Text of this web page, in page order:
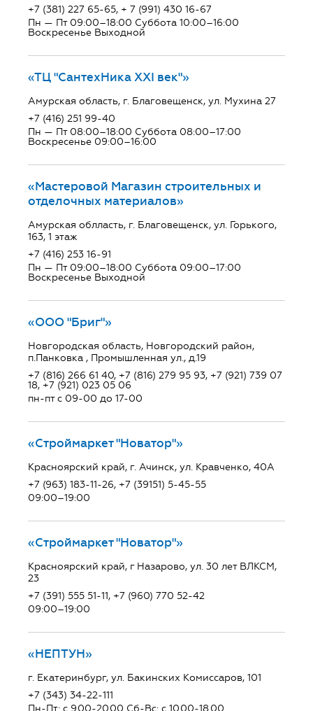
+7 (381) 227 65-65, + 7 (991) 430 16-67
Пн — Пт 09:00–18:00 Суббота 10:00–16:00
Воскресенье Выходной
«ТЦ "СантехНика ХХI век"»
Амурская область, г. Благовещенск, ул. Мухина 27
+7 (416) 251 99-40
Пн — Пт 08:00–18:00 Суббота 08:00–17:00
Воскресенье 09:00–16:00
«Мастеровой Магазин строительных и
отделочных материалов»
Амурская облласть, г. Благовещенск, ул. Горького,
163, 1 этаж
+7 (416) 253 16-91
Пн — Пт 09:00–18:00 Суббота 09:00–17:00
Воскресенье Выходной
«ООО "Бриг"»
Новгородская область, Новгородский район,
п.Панковка , Промышленная ул., д.19
+7 (816) 266 61 40, +7 (816) 279 95 93, +7 (921) 739 07
18, +7 (921) 023 05 06
пн-пт с 09-00 до 17-00
«Строймаркет "Новатор"»
Красноярский край, г. Ачинск, ул. Кравченко, 40А
+7 (963) 183-11-26, +7 (39151) 5-45-55
09:00–19:00
«Строймаркет "Новатор"»
Красноярский край, г Назарово, ул. 30 лет ВЛКСМ,
23
+7 (391) 555 51-11, +7 (960) 770 52-42
09:00–19:00
«НЕПТУН»
г. Екатеринбург, ул. Бакинских Комиссаров, 101
+7 (343) 34-22-111
Пн-Пт: с 9.00-20.00 Сб-Вс: с 10.00-18.00